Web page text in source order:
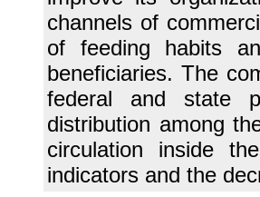
channels of
of feeding habits
beneficiaries. The
federal and state
distribution among
circulation inside
indicators and the